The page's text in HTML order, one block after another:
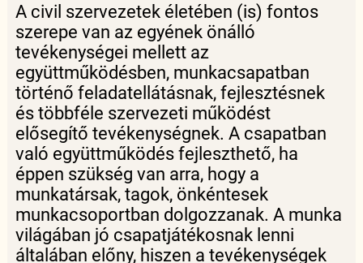
A civil szervezetek életében (is) fontos
szerepe van az egyének önálló
tevékenységei mellett az
együttműködésben, munkacsapatban
történő feladatellátásnak, fejlesztésnek
és többféle szervezeti működést
elősegítő tevékenységnek. A csapatban
való együttműködés fejleszthető, ha
éppen szükség van arra, hogy a
munkatársak, tagok, önkéntesek
munkacsoportban dolgozzanak. A munka
világában jó csapatjátékosnak lenni
általában előny, hiszen a tevékenységek